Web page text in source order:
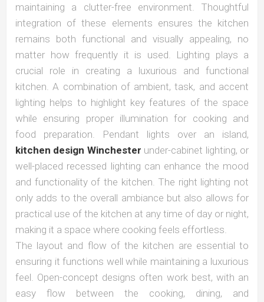
maintaining a clutter-free environment. Thoughtful
integration of these elements ensures the kitchen
remains both functional and visually appealing, no
matter how frequently it is used. Lighting plays a
crucial role in creating a luxurious and functional
kitchen. A combination of ambient, task, and accent
lighting helps to highlight key features of the space
while ensuring proper illumination for cooking and
food preparation. Pendant lights over an island,
kitchen design Winchester under-cabinet lighting, or
well-placed recessed lighting can enhance the mood
and functionality of the kitchen. The right lighting not
only adds to the overall ambiance but also allows for
practical use of the kitchen at any time of day or night,
making it a space where cooking feels effortless.
The layout and flow of the kitchen are essential to
ensuring it functions well while maintaining a luxurious
feel. Open-concept designs often work best, with an
easy flow between the cooking, dining, and